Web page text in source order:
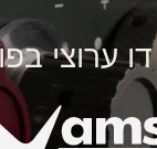
ערוצי